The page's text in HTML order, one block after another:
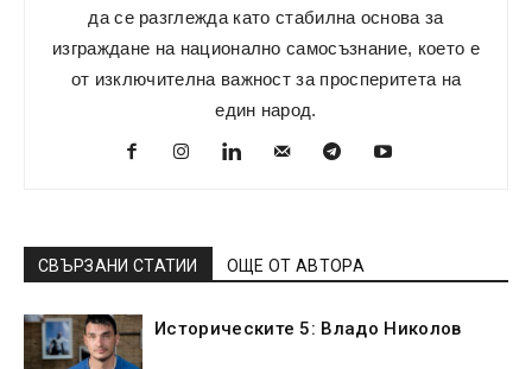
да се разглежда като стабилна основа за
изграждане на национално самосъзнание, което е
от изключителна важност за просперитета на
един народ.
СВЪРЗАНИ СТАТИИ ОЩЕ ОТ АВТОРА
Историческите 5: Владо Николов